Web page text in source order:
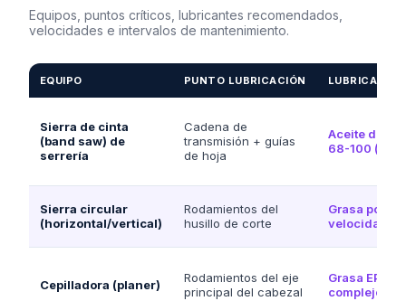
Equipos, puntos críticos, lubricantes recomendados,
velocidades e intervalos de mantenimiento.
EQUIPO PUNTO LUBRICACIÓN LUBRICANTE
Sierra de cinta
(band saw) de
serrería
Cadena de
transmisión + guías
de hoja
Aceite de
68-100
Sierra circular
(horizontal/vertical)
Rodamientos del
husillo de corte
Grasa
velocidad
Cepilladora (planer)
Rodamientos del eje
principal del cabezal
Grasa EP
complejo o